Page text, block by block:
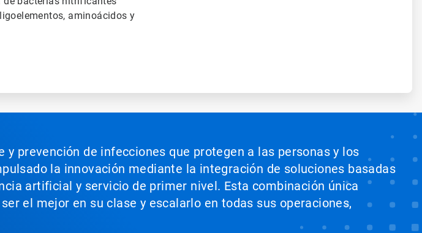
aminoácidos y
prevención de infecciones que protegen a las personas y los
la innovación mediante la integración de soluciones basadas
artificial y servicio de primer nivel. Esta combinación única
el mejor en su clase y escalarlo en todas sus operaciones,